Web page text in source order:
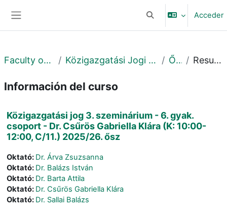
Selector de búsqueda
Acceder
Faculty of Law Közigazgatási Jogi Tanszék Őszi Resumen
Información del curso
Közigazgatási jog 3. szeminárium - 6. gyak.
csoport - Dr. Csűrös Gabriella Klára (K: 10:00-
12:00, C/11.) 2025/26. ősz
Oktató: Dr. Árva Zsuzsanna
Oktató: Dr. Balázs István
Oktató: Dr. Barta Attila
Oktató: Dr. Csűrös Gabriella Klára
Oktató: Dr. Sallai Balázs